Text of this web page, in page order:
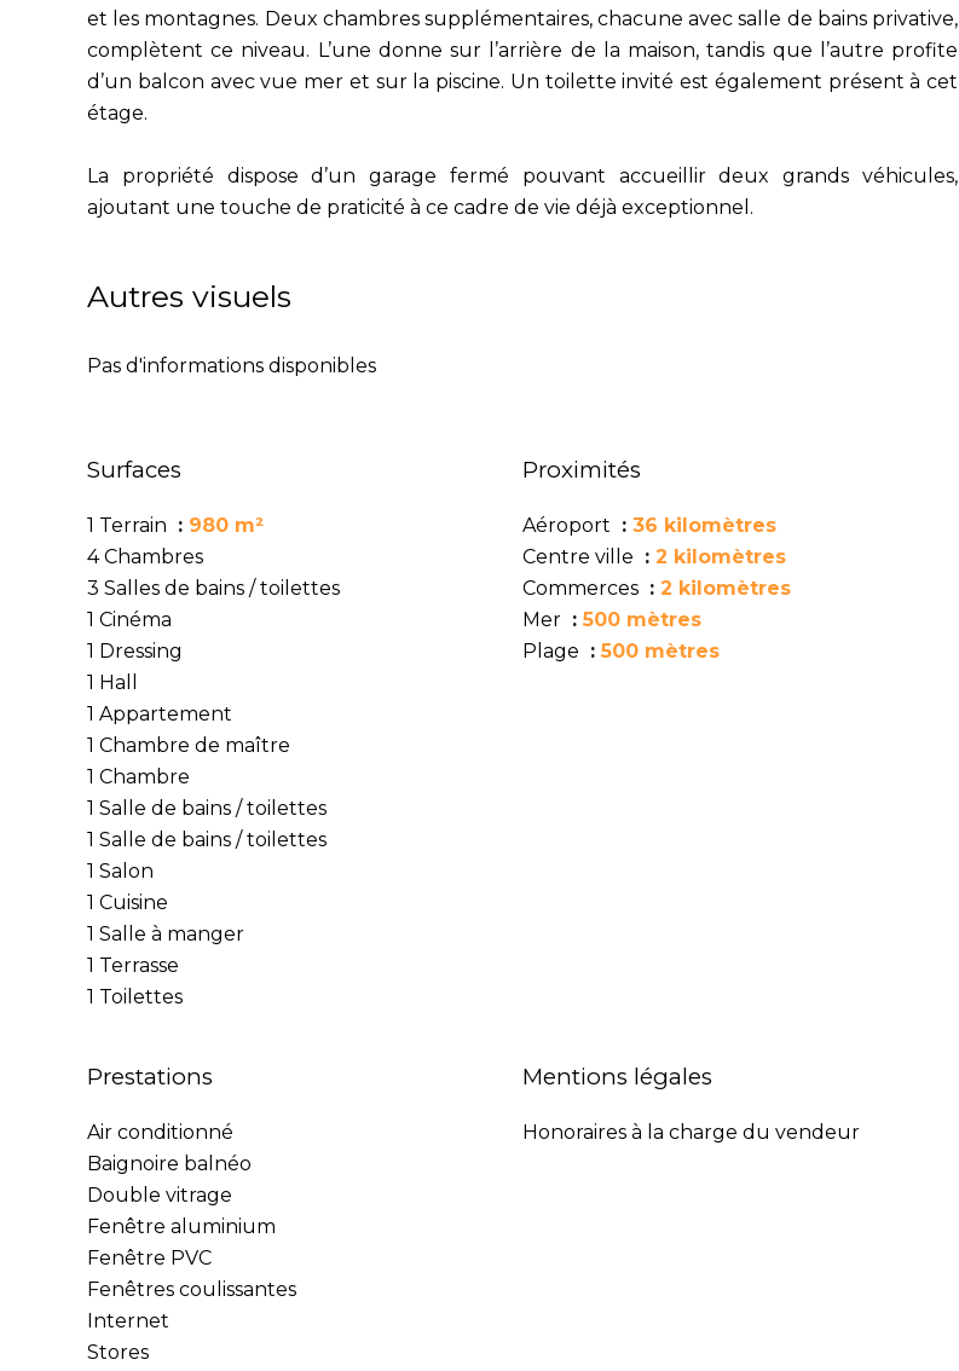
et les montagnes. Deux chambres supplémentaires, chacune avec salle de bains privative,
complètent ce niveau. L’une donne sur l’arrière de la maison, tandis que l’autre profite
d’un balcon avec vue mer et sur la piscine. Un toilette invité est également présent à cet
étage.
La propriété dispose d’un garage fermé pouvant accueillir deux grands véhicules,
ajoutant une touche de praticité à ce cadre de vie déjà exceptionnel.
Autres visuels
Pas d'informations disponibles
Surfaces
1 Terrain
980 m²
4 Chambres
3 Salles de bains / toilettes
1 Cinéma
1 Dressing
1 Hall
1 Appartement
1 Chambre de maître
1 Chambre
1 Salle de bains / toilettes
1 Salle de bains / toilettes
1 Salon
1 Cuisine
1 Salle à manger
1 Terrasse
1 Toilettes
Proximités
Aéroport
36 kilomètres
Centre ville
2 kilomètres
Commerces
2 kilomètres
Mer
500 mètres
Plage
500 mètres
Prestations
Air conditionné
Baignoire balnéo
Double vitrage
Fenêtre aluminium
Fenêtre PVC
Fenêtres coulissantes
Internet
Stores
Mentions légales
Honoraires à la charge du vendeur